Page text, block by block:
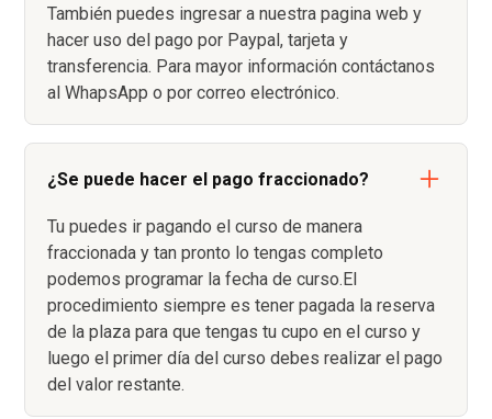
También puedes ingresar a nuestra pagina web y
hacer uso del pago por Paypal, tarjeta y
transferencia. Para mayor información contáctanos
al WhapsApp o por correo electrónico.
¿Se puede hacer el pago fraccionado?
Tu puedes ir pagando el curso de manera
fraccionada y tan pronto lo tengas completo
podemos programar la fecha de curso.El
procedimiento siempre es tener pagada la reserva
de la plaza para que tengas tu cupo en el curso y
luego el primer día del curso debes realizar el pago
del valor restante.